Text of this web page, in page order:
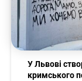
У Львові
кримського